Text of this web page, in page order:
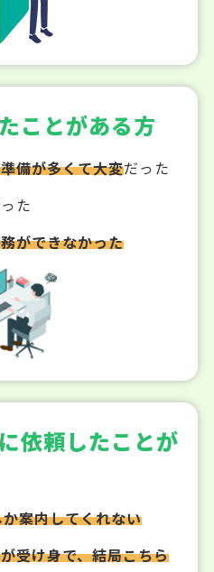
ことがある方
備が多くて大変だった
た
ができなかった
依頼したことが
案内してくれない
受け身で、結局こちら